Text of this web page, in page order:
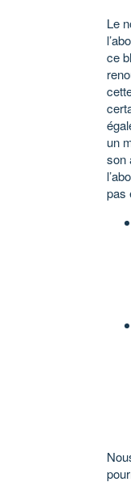
Le
ce
un
son
pas